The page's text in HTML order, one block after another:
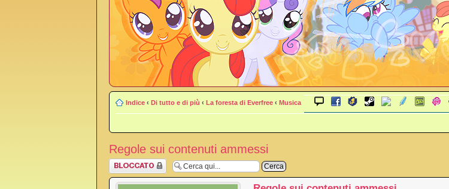
Indice ‹ Di tutto e di più ‹ La foresta di Everfree ‹ Musica
Regole sui contenuti ammessi
Argomento
bloccato